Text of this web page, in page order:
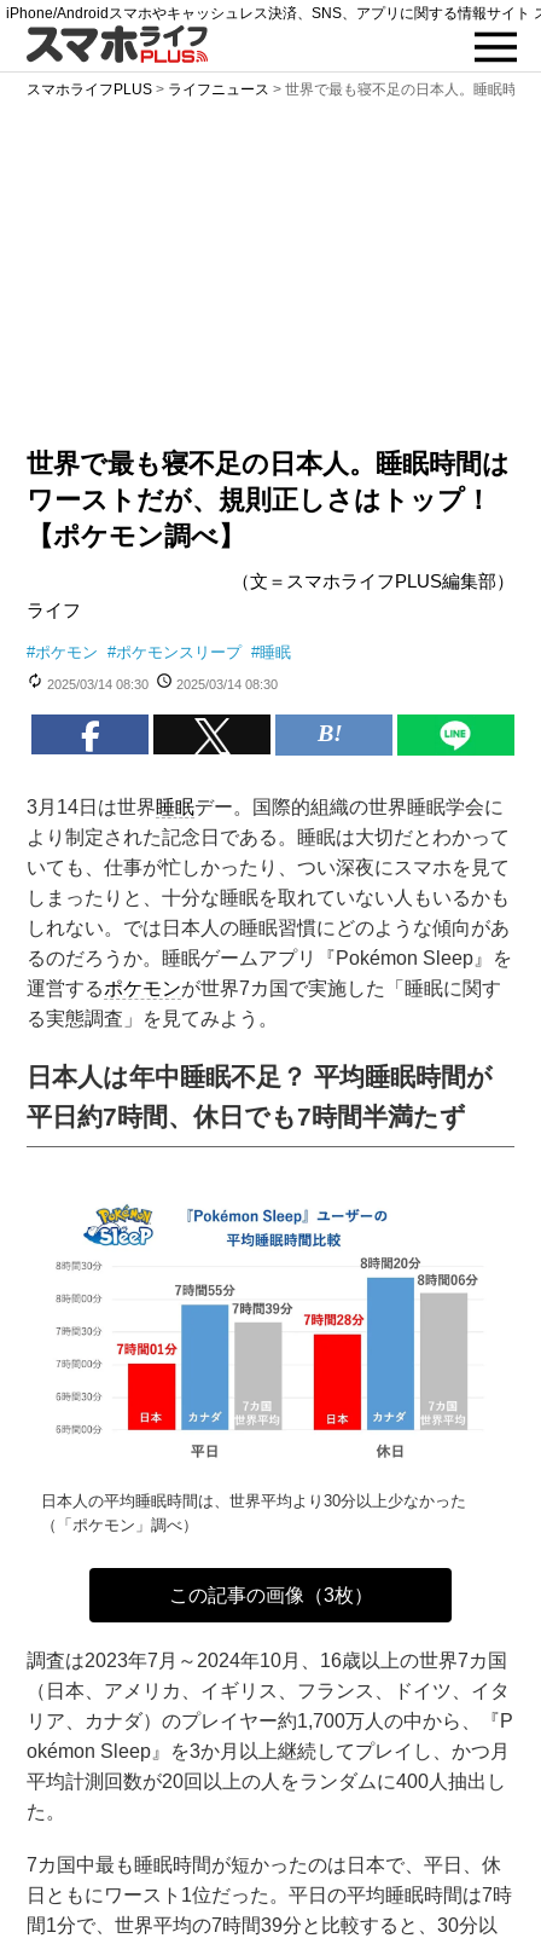
iPhone/Androidスマホやキャッシュレス決済、SNS、アプリに関する情報サイト
スマホライフPLUS > ライフニュース >世界で最も寝不足の日本人。睡眠時間
世界で最も寝不足の日本人。睡眠時間は
ワーストだが、規則正しさはトップ！
【ポケモン調べ】
（文＝スマホライフPLUS編集部）
ライフ
#ポケモン #ポケモンスリープ #睡眠
2025/03/14 08:30 2025/03/14 08:30
3月14日は世界睡眠デー。国際的組織の世界睡眠学会に
より制定された記念日である。睡眠は大切だとわかって
いても、仕事が忙しかったり、つい深夜にスマホを見て
しまったりと、十分な睡眠を取れていない人もいるかも
しれない。では日本人の睡眠習慣にどのような傾向があ
るのだろうか。睡眠ゲームアプリ『Pokémon Sleep』を
運営するポケモンが世界7カ国で実施した「睡眠に関す
る実態調査」を見てみよう。
日本人は年中睡眠不足？ 平均睡眠時間が
平日約7時間、休日でも7時間半満たず
日本人の平均睡眠時間は、世界平均より30分以上少なかった
（「ポケモン」調べ）
この記事の画像（3枚）
調査は2023年7月～2024年10月、16歳以上の世界7カ国
（日本、アメリカ、イギリス、フランス、ドイツ、イタ
リア、カナダ）のプレイヤー約1,700万人の中から、『P
okémon Sleep』を3か月以上継続してプレイし、かつ月
平均計測回数が20回以上の人をランダムに400人抽出し
た。
7カ国中最も睡眠時間が短かったのは日本で、平日、休
日ともにワースト1位だった。平日の平均睡眠時間は7時
間1分で、世界平均の7時間39分と比較すると、30分以